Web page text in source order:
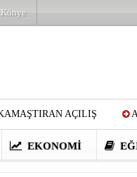
AÇILIŞ
CİCİ: VİDEOYU
EKONOMI